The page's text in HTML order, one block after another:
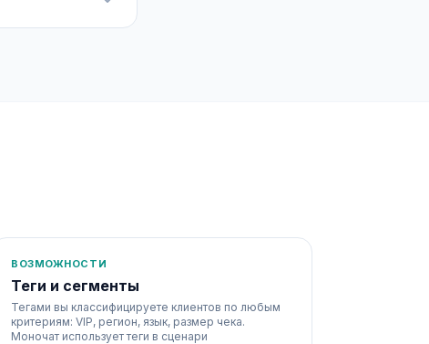
ВОЗМОЖНОСТИ
Теги и сегменты
Тегами вы классифицируете клиентов по любым
критериям: VIP, регион, язык, размер чека.
Моночат использует теги в сценари